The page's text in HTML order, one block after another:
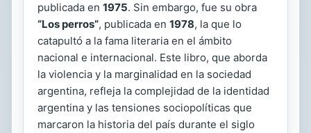
publicada en 1975. Sin embargo, fue su obra
“Los perros”, publicada en 1978, la que lo
catapultó a la fama literaria en el ámbito
nacional e internacional. Este libro, que aborda
la violencia y la marginalidad en la sociedad
argentina, refleja la complejidad de la identidad
argentina y las tensiones sociopolíticas que
marcaron la historia del país durante el siglo